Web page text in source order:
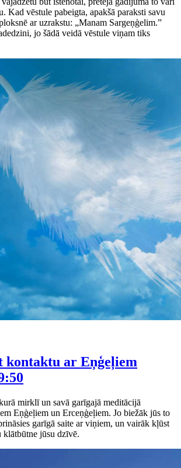
Kad vēstule pabeigta, apakšā paraksti savu
ar uzrakstu: „Manam Sargeņģelim.”
jo šādā veidā vēstule viņam tiks
kontaktu ar Eņģeļiem
mirklī un savā garīgajā meditācijā
Eņģeļiem un Erceņģeļiem. Jo biežāk jūs to
garīgā saite ar viņiem, un vairāk kļūst
klātbūtne jūsu dzīvē.